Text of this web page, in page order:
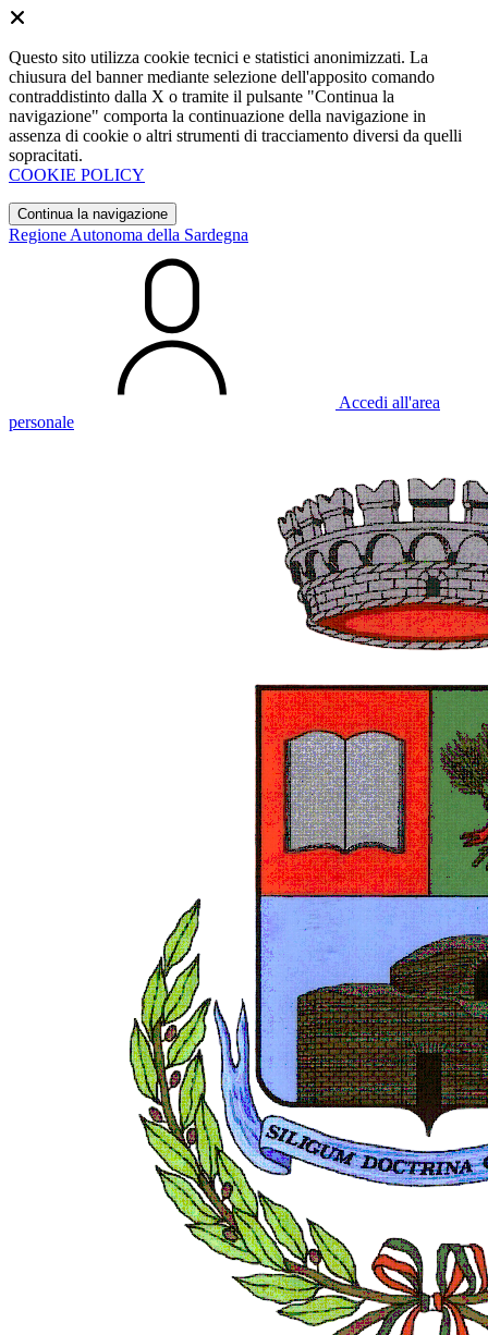
Questo sito utilizza cookie tecnici e statistici anonimizzati. La
chiusura del banner mediante selezione dell'apposito comando
contraddistinto dalla X o tramite il pulsante "Continua la
navigazione" comporta la continuazione della navigazione in
assenza di cookie o altri strumenti di tracciamento diversi da quelli
sopracitati.
COOKIE POLICY
Continua la navigazione
Regione Autonoma della Sardegna
Accedi all'area
personale